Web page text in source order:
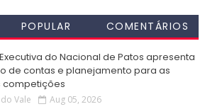
POPULAR COMENTÁRIOS
do Nacional de Patos apresenta
de contas e planejamento para as
competições
Vale Aug 05, 2026